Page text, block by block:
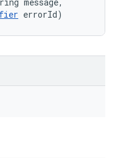
errorId)